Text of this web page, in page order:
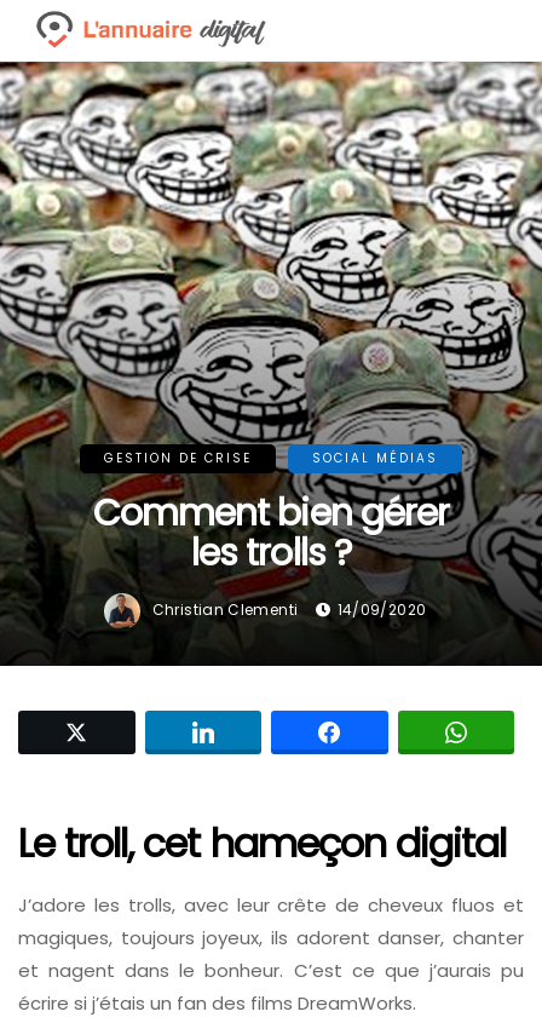
GESTION DE CRISE SOCIAL MÉDIAS
Comment bien gérer
les trolls ?
Christian Clementi 14/09/2020
Le troll, cet hameçon digital
J’adore les trolls, avec leur crête de cheveux fluos et
magiques, toujours joyeux, ils adorent danser, chanter
et nagent dans le bonheur. C’est ce que j’aurais pu
écrire si j’étais un fan des films DreamWorks.